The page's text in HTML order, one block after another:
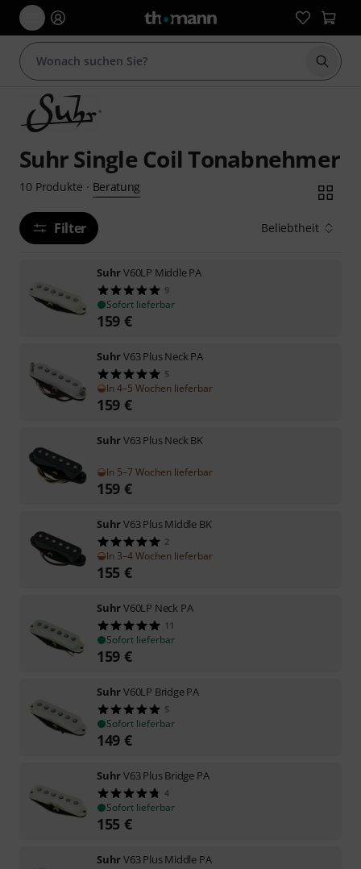
Suche
Suhr Single Coil Tonabnehmer
10 Produkte · Beratung
Filter Beliebtheit
SuhrV60LP Middle PA
9
Sofort lieferbar
159 €
SuhrV63 Plus Neck PA
5
In 4–5 Wochen lieferbar
159 €
SuhrV63 Plus Neck BK
In 5–7 Wochen lieferbar
159 €
SuhrV63 Plus Middle BK
2
In 3–4 Wochen lieferbar
155 €
SuhrV60LP Neck PA
11
Sofort lieferbar
159 €
SuhrV60LP Bridge PA
5
Sofort lieferbar
149 €
SuhrV63 Plus Bridge PA
4
Sofort lieferbar
155 €
SuhrV63 Plus Middle PA